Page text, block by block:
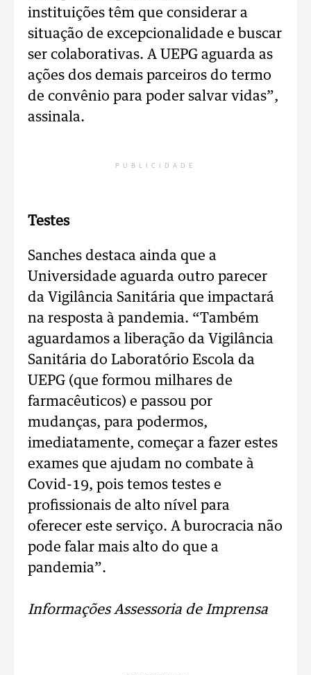
instituições têm que considerar a
situação de excepcionalidade e buscar
ser colaborativas. A UEPG aguarda as
ações dos demais parceiros do termo
de convênio para poder salvar vidas”,
assinala.
PUBLICIDADE
Testes
Sanches destaca ainda que a
Universidade aguarda outro parecer
da Vigilância Sanitária que impactará
na resposta à pandemia. “Também
aguardamos a liberação da Vigilância
Sanitária do Laboratório Escola da
UEPG (que formou milhares de
farmacêuticos) e passou por
mudanças, para podermos,
imediatamente, começar a fazer estes
exames que ajudam no combate à
Covid-19, pois temos testes e
profissionais de alto nível para
oferecer este serviço. A burocracia não
pode falar mais alto do que a
pandemia”.
Informações Assessoria de Imprensa